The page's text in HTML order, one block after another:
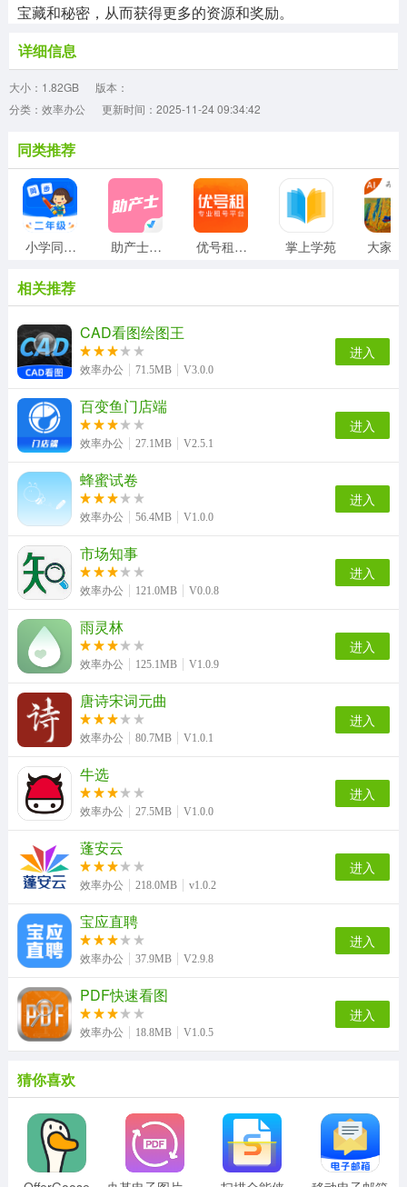
宝藏和秘密，从而获得更多的资源和奖励。
详细信息
大小：1.82GB
版本：
分类：效率办公
更新时间：2025-11-24 09:34:42
同类推荐
小学同步二年级 助产士考试聚题库 优号租安装 掌上学苑
相关推荐
CAD看图绘图王
效率办公 71.5MB V3.0.0
进入
百变鱼门店端
效率办公 27.1MB V2.5.1
进入
蜂蜜试卷
效率办公 56.4MB V1.0.0
进入
市场知事
效率办公 121.0MB V0.0.8
进入
雨灵林
效率办公 125.1MB V1.0.9
进入
唐诗宋词元曲
效率办公 80.7MB V1.0.1
进入
牛选
效率办公 27.5MB V1.0.0
进入
蓬安云
效率办公 218.0MB v1.0.2
进入
宝应直聘
效率办公 37.9MB V2.9.8
进入
PDF快速看图
效率办公 18.8MB V1.0.5
进入
猜你喜欢